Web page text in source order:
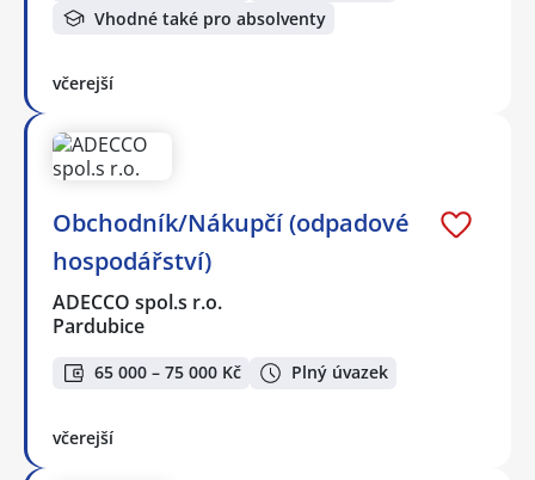
Vhodné také pro absolventy
včerejší
Obchodník/Nákupčí (odpadové
hospodářství)
ADECCO spol.s r.o.
Pardubice
65 000 – 75 000 Kč Plný úvazek
včerejší